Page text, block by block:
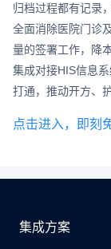
归档过程都有记录
全面消除医院门诊
量的签署工作，降
集成对接HIS信息
打通，推动开方、
点击进入，即刻
集成方案